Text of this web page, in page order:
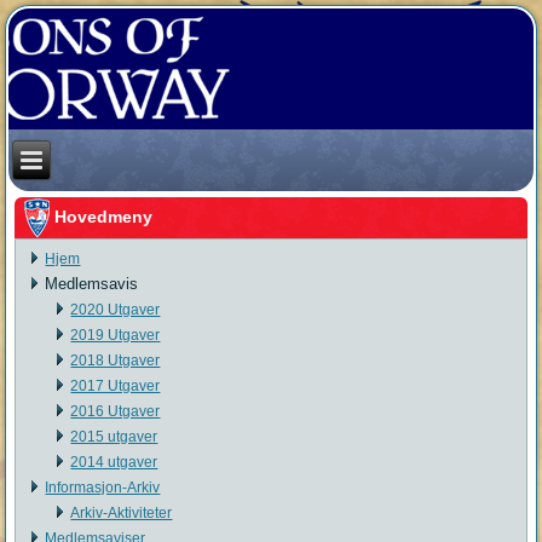
Hovedmeny
Hjem
Medlemsavis
2020 Utgaver
2019 Utgaver
2018 Utgaver
2017 Utgaver
2016 Utgaver
2015 utgaver
2014 utgaver
Informasjon-Arkiv
Arkiv-Aktiviteter